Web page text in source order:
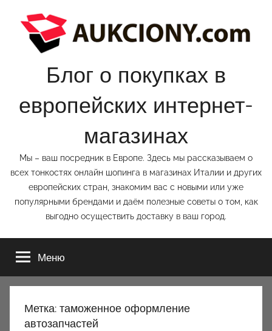
содержимому
Блог о покупках в
европейских интернет-
магазинах
Мы – ваш посредник в Европе. Здесь мы рассказываем о
всех тонкостях онлайн шопинга в магазинах Италии и других
европейских стран, знакомим вас с новыми или уже
популярными брендами и даём полезные советы о том, как
выгодно осуществить доставку в ваш город.
Меню
Метка: таможенное оформление
автозапчастей